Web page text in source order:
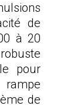
de
à 20
pour
de